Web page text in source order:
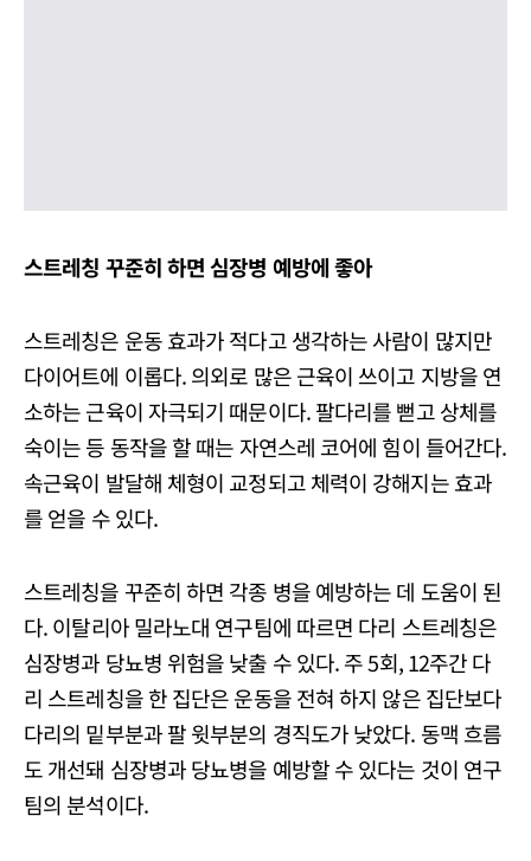
스트레칭 꾸준히 하면 심장병 예방에 좋아
스트레칭은 운동 효과가 적다고 생각하는 사람이 많지만
다이어트에 이롭다. 의외로 많은 근육이 쓰이고 지방을 연
소하는 근육이 자극되기 때문이다. 팔다리를 뻗고 상체를
숙이는 등 동작을 할 때는 자연스레 코어에 힘이 들어간다.
속근육이 발달해 체형이 교정되고 체력이 강해지는 효과
를 얻을 수 있다.
스트레칭을 꾸준히 하면 각종 병을 예방하는 데 도움이 된
다. 이탈리아 밀라노대 연구팀에 따르면 다리 스트레칭은
심장병과 당뇨병 위험을 낮출 수 있다. 주 5회, 12주간 다
리 스트레칭을 한 집단은 운동을 전혀 하지 않은 집단보다
다리의 밑부분과 팔 윗부분의 경직도가 낮았다. 동맥 흐름
도 개선돼 심장병과 당뇨병을 예방할 수 있다는 것이 연구
팀의 분석이다.